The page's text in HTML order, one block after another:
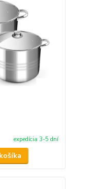
expedícia 3-5 dní